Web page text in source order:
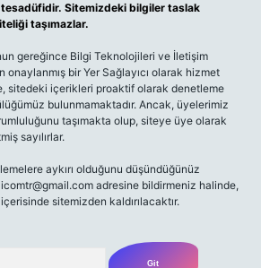
Sitemizdeki bilgiler taslak
taşımazlar.
gereğince Bilgi Teknolojileri ve İletişim
onaylanmış bir Yer Sağlayıcı olarak hizmet
sitedeki içerikleri proaktif olarak denetleme
bulunmamaktadır. Ancak, üyelerimiz
taşımakta olup, siteye üye olarak
sayılırlar.
aykırı olduğunu düşündüğünüz
adresine bildirmeniz halinde,
sitemizden kaldırılacaktır.